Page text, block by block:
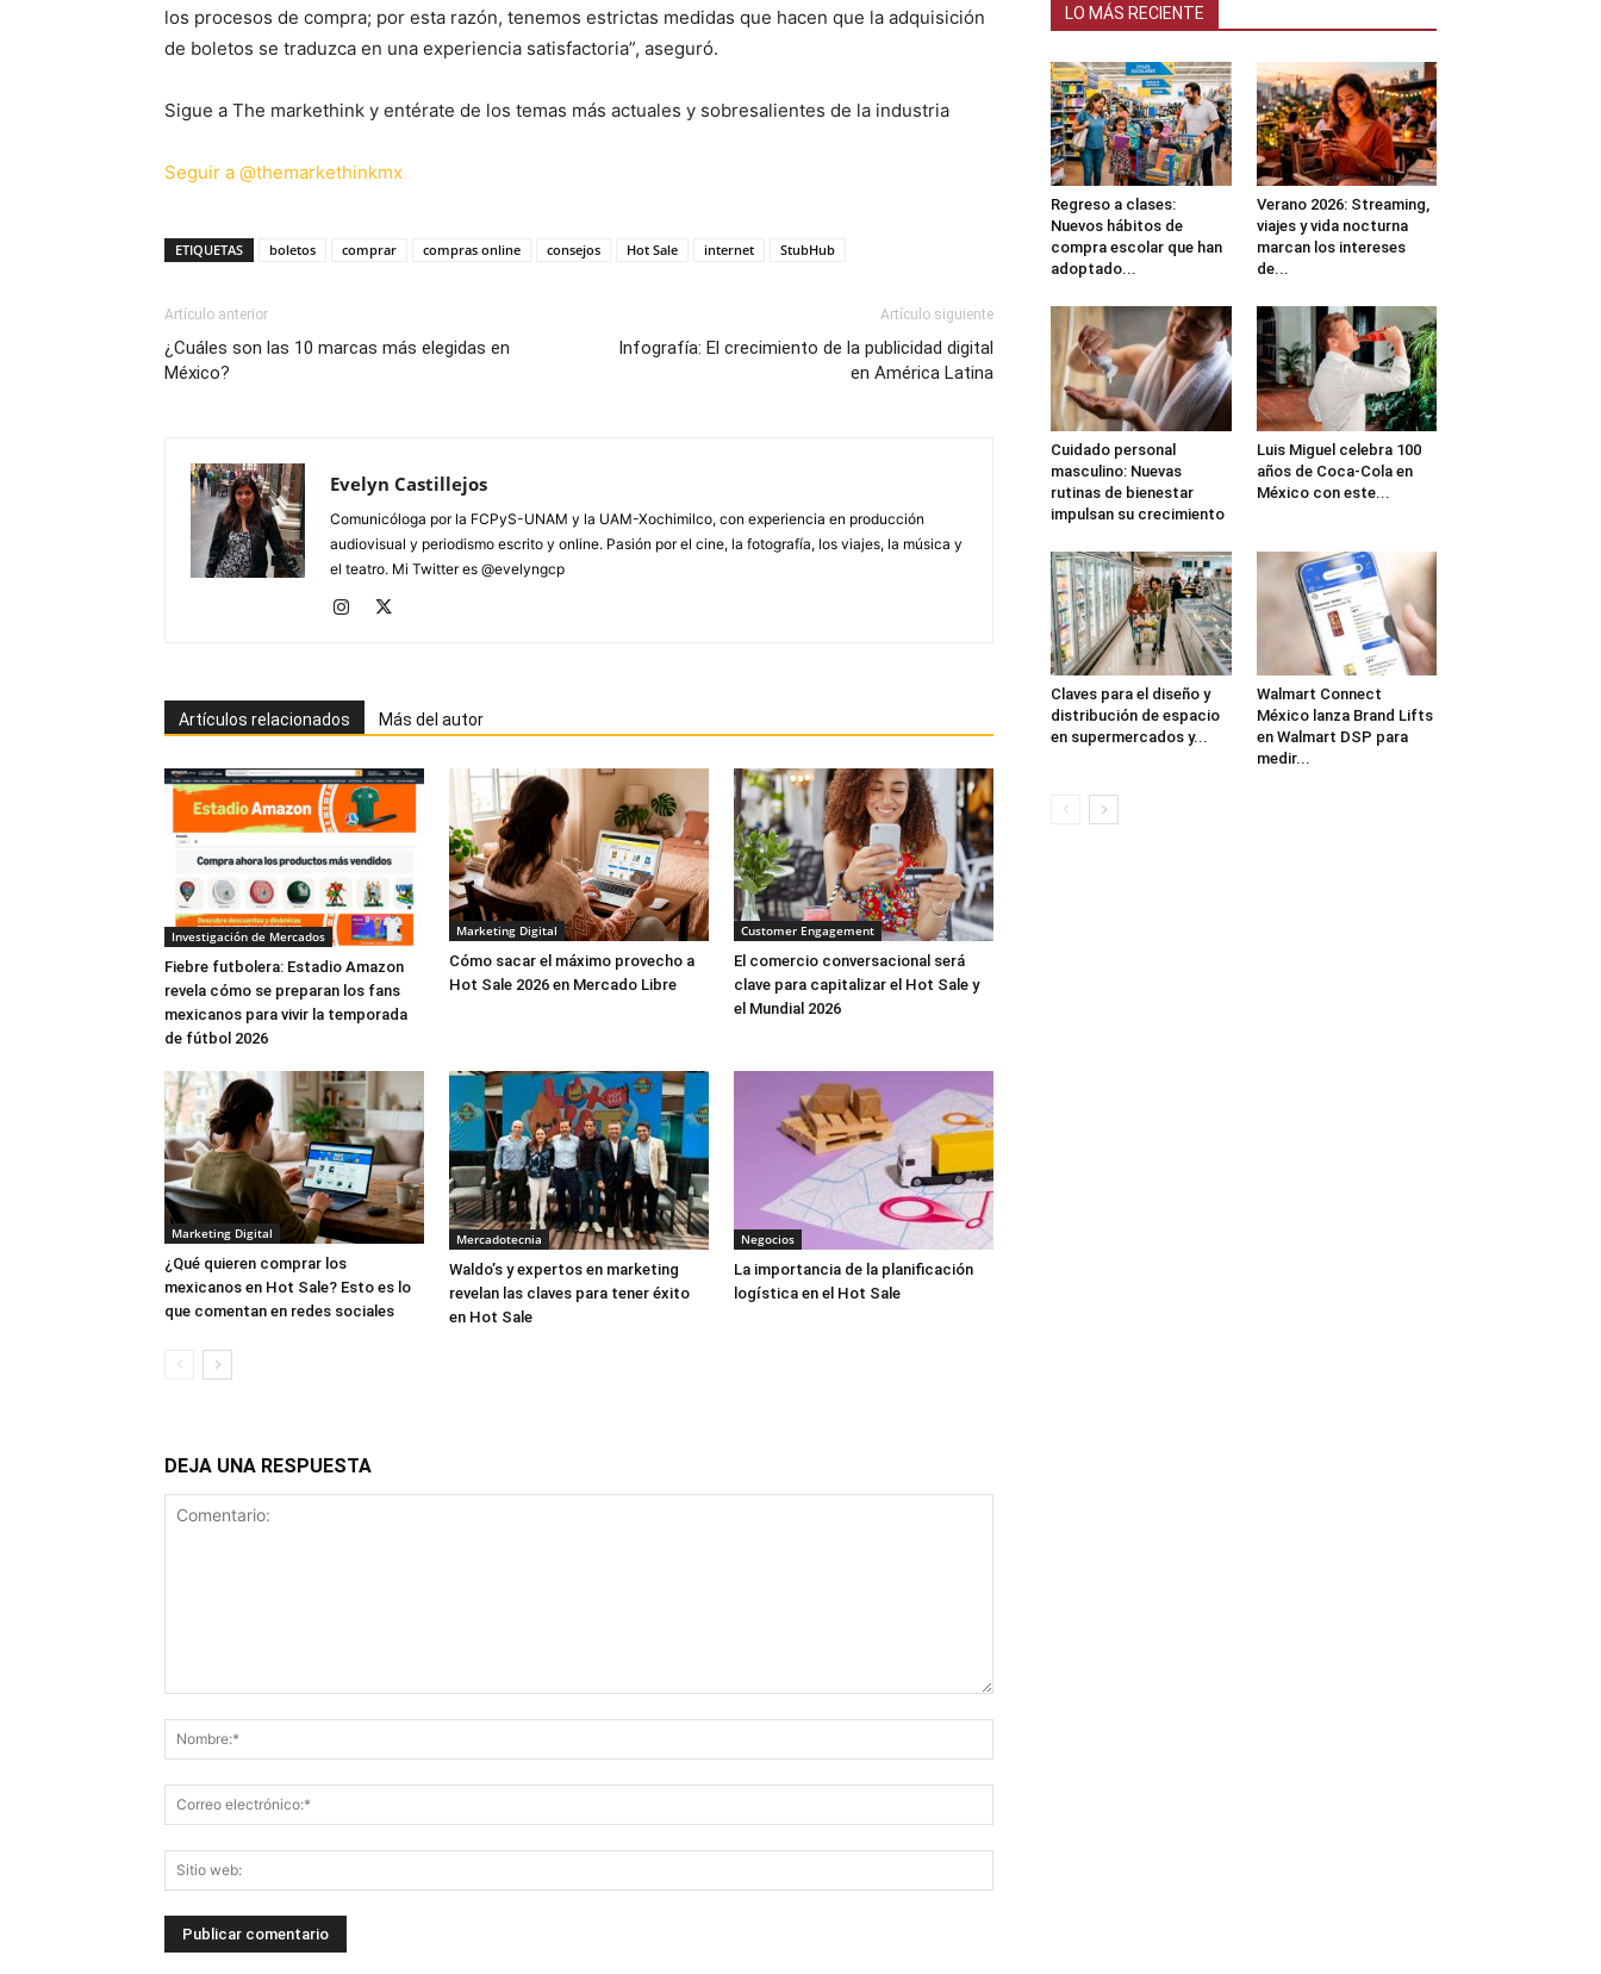
los procesos de compra; por esta razón, tenemos estrictas medidas que hacen que la adquisición
de boletos se traduzca en una experiencia satisfactoria”, aseguró.
Sigue a The markethink y entérate de los temas más actuales y sobresalientes de la industria
Seguir a @themarkethinkmx
ETIQUETAS boletos comprar compras online consejos Hot Sale internet StubHub
Artículo anterior
¿Cuáles son las 10 marcas más elegidas en
México?
Artículo siguiente
Infografía: El crecimiento de la publicidad digital
en América Latina
Evelyn Castillejos
Comunicóloga por la FCPyS-UNAM y la UAM-Xochimilco, con experiencia en producción
audiovisual y periodismo escrito y online. Pasión por el cine, la fotografía, los viajes, la música y
el teatro. Mi Twitter es @evelyngcp
Artículos relacionados Más del autor
Investigación de Mercados
Fiebre futbolera: Estadio Amazon
revela cómo se preparan los fans
mexicanos para vivir la temporada
de fútbol 2026
Marketing Digital
Cómo sacar el máximo provecho a
Hot Sale 2026 en Mercado Libre
Customer Engagement
El comercio conversacional será
clave para capitalizar el Hot Sale y
el Mundial 2026
Marketing Digital
¿Qué quieren comprar los
mexicanos en Hot Sale? Esto es lo
que comentan en redes sociales
Mercadotecnia
Waldo’s y expertos en marketing
revelan las claves para tener éxito
en Hot Sale
Negocios
La importancia de la planificación
logística en el Hot Sale
DEJA UNA RESPUESTA
LO MÁS RECIENTE
Regreso a clases:
Nuevos hábitos de
compra escolar que han
adoptado...
Verano 2026: Streaming,
viajes y vida nocturna
marcan los intereses
de...
Cuidado personal
masculino: Nuevas
rutinas de bienestar
impulsan su crecimiento
Luis Miguel celebra 100
años de Coca-Cola en
México con este...
Claves para el diseño y
distribución de espacio
en supermercados y...
Walmart Connect
México lanza Brand Lifts
en Walmart DSP para
medir...